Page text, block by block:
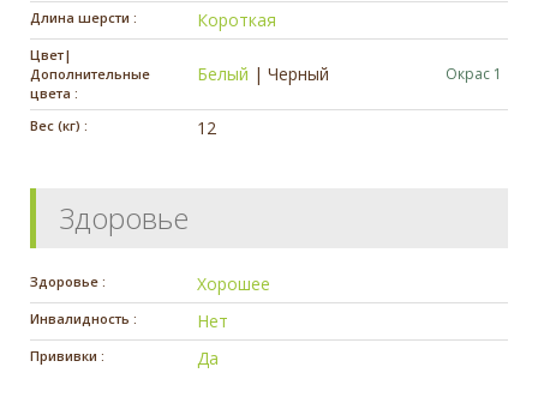
Длина шерсти : Короткая
Цвет|
Дополнительные
цвета :
Белый |Черный Окрас 1
Вес (кг) : 12
Здоровье
Здоровье : Хорошее
Инвалидность : Нет
Прививки : Да